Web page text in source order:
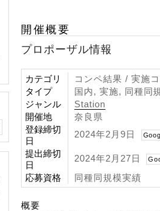
開催概要
プロポーザル情報
カテゴリ
コンペ結果 / 実施
タイプ
国内, 実施, 同種同
ジャンル
Station
開催地
奈良県
登録締切
日
2024年2月9日
提出締切
日
2024年2月27日
応募資格 同種同規模実績
概要